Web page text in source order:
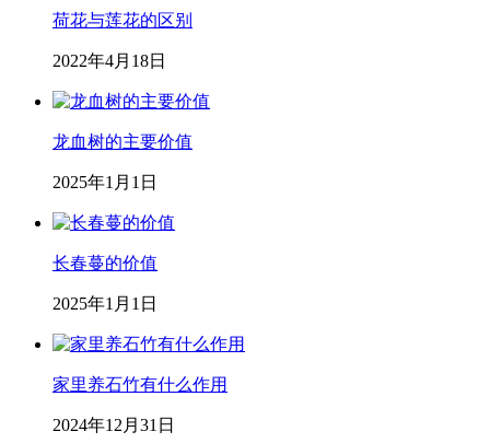
荷花与莲花的区别
2022年4月18日
龙血树的主要价值
2025年1月1日
长春蔓的价值
2025年1月1日
家里养石竹有什么作用
2024年12月31日